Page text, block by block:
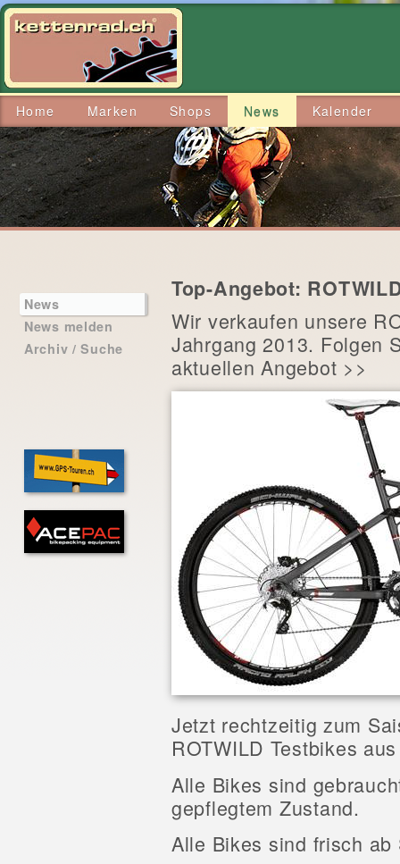
Home Marken Shops News Kalender
News
News melden
Archiv / Suche
Top-Angebot:
Wir verkaufen unsere
Jahrgang 2013. Folgen
aktuellen Angebot >>
Jetzt rechtzeitig zum
ROTWILD Testbikes
Alle Bikes sind
gepflegtem Zustand.
Alle Bikes sind frisch ab